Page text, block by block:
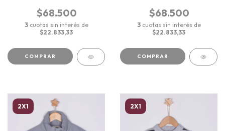
$68.500
3 cuotas sin interés de
$22.833,33
COMPRAR
$68.500
3 cuotas sin interés de
$22.833,33
COMPRAR
2X1 2X1